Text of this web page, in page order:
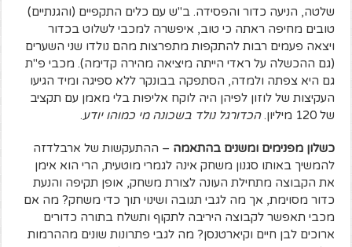
שלטה, הניעה כדור והפסידה. ב"ש עם כלים התקפיים (והגנתיים)
טובים מחיפה ראתה כי טוב, איפשרה למכבי לשלוט בכדור
ויצאה פעמים רבות להתקפות מתפרצות מהם נולדו שני השערים
(גם ההכשלה על ראדי הייתה מיציאה מהירה קדימה). מכבי פ"ת
גם היא צפתה ולמדה, הסתפקה בבונקר ללא ספיגה ומיד הגיעו
העקיצות של לוזון לפיהן היה לוקח אליפות בלי מאמן עם תקציב
של 120 מיליון.
הכדורגל נולד בשכונה מי כמוהו יודע.
כשלון מפנימים ומשנים בהתאמה – ההתעקשות של ארבלדזה
להמשיך באותו סגנון משחק אינה לגמרי מוטעית, הרי הוא אימן
את הקבוצה מתחילת העונה לצורת משחק, אופן תקיפה והנעת
כדור מסוימת, אך מה לגבי תגובה ושינוי תוך כדי משחק? מה אם
מכבי תאפשר לקבוצה היריבה לתקוף ותשלח בתורה כדורים
ארוכים לבן חיים וקיארטנסן? מה לגבי פתרונות שונים מההרמות